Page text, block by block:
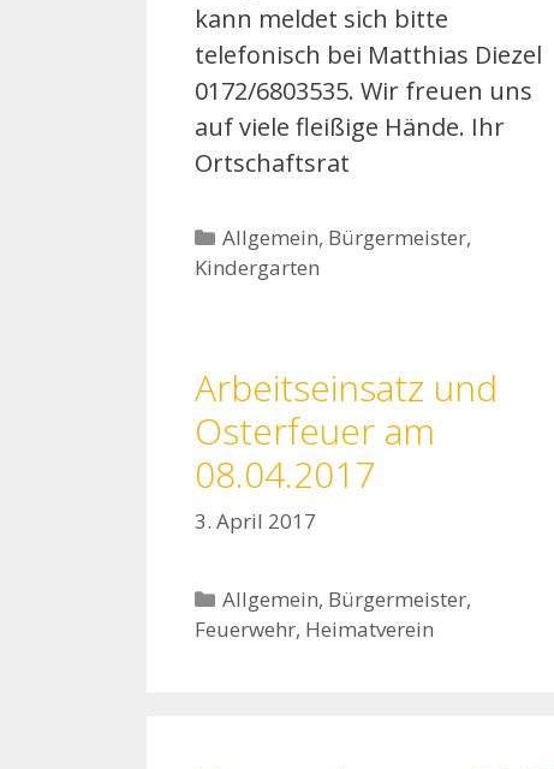
kann meldet sich bitte
telefonisch bei Matthias Diezel
0172/6803535. Wir freuen uns
auf viele fleißige Hände. Ihr
Ortschaftsrat
Kategorien
Allgemein, Bürgermeister,
Kindergarten
Arbeitseinsatz und
Osterfeuer am
08.04.2017
3. April 2017
Kategorien
Allgemein, Bürgermeister,
Feuerwehr, Heimatverein